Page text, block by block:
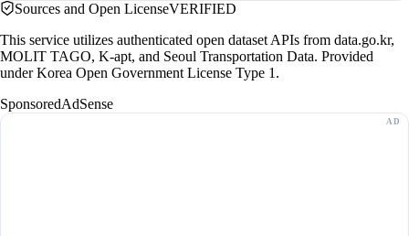
Sources and Open LicenseVERIFIED
This service utilizes authenticated open dataset APIs from data.go.kr,
MOLIT TAGO, K-apt, and Seoul Transportation Data. Provided
under Korea Open Government License Type 1.
SponsoredAdSense